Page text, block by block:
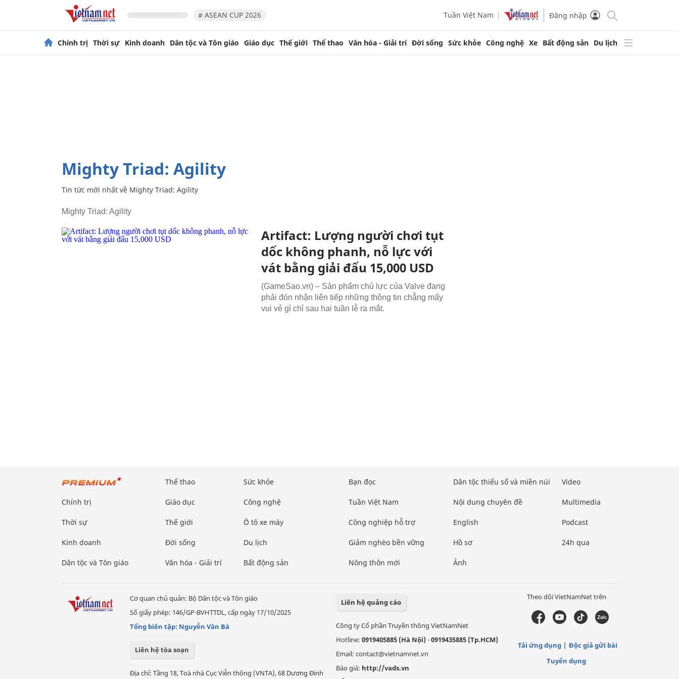
# ASEAN CUP 2026 Tuần Việt Nam Đăng nhập
Chính trị Thời sự Kinh doanh Dân tộc và Tôn giáo Giáo dục Thế giới Thể thao Văn hóa - Giải trí Đời sống Sức khỏe Công nghệ Xe Bất động sản Du lịch
Mighty Triad: Agility
Tin tức mới nhất về Mighty Triad: Agility
Mighty Triad: Agility
Artifact: Lượng người chơi tụt
dốc không phanh, nỗ lực với
vát bằng giải đấu 15,000 USD
(GameSao.vn) – Sản phẩm chủ lực của Valve đang
phải đón nhận liên tiếp những thông tin chẳng mấy
vui vẻ gì chỉ sau hai tuần lễ ra mắt.
Chính trị
Thời sự
Kinh doanh
Dân tộc và Tôn giáo
Thể thao
Giáo dục
Thế giới
Đời sống
Văn hóa - Giải trí
Sức khỏe
Công nghệ
Ô tô xe máy
Du lịch
Bất động sản
Bạn đọc
Tuần Việt Nam
Công nghiệp hỗ trợ
Giảm nghèo bền vững
Nông thôn mới
Dân tộc thiểu số và miền núi
Nội dung chuyên đề
English
Hồ sơ
Ảnh
Video
Multimedia
Podcast
24h qua
Cơ quan chủ quản: Bộ Dân tộc và Tôn giáo
Số giấy phép: 146/GP-BVHTTDL, cấp ngày 17/10/2025
Tổng biên tập: Nguyễn Văn Bá
Liên hệ tòa soạn
Địa chỉ: Tầng 18, Toà nhà Cục Viễn thông (VNTA), 68 Dương Đình
Liên hệ quảng cáo
Công ty Cổ phần Truyền thông VietNamNet
Hotline: 0919405885 (Hà Nội)-0919435885 (Tp.HCM)
Email: contact@vietnamnet.vn
Báo giá: http://vads.vn
Theo dõi VietNamNet trên
Tải ứng dụng
Độc giả gửi bài
Tuyển dụng